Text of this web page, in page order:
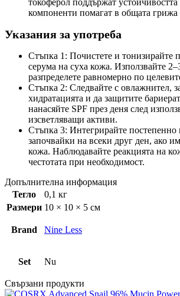
компоненти помагат в общата грижа
Указания за употреба
Стъпка 1: Почистете и тонизирайте
серума на суха кожа. Използвайте
разпределете равномерно по
Стъпка 2: Следвайте с овлажнител,
хидратацията и да защитите
нанасяйте SPF през деня след
изсветляващи активи.
Стъпка 3: Интегрирайте постепенно
започвайки на всеки друг ден, ако
кожа. Наблюдавайте реакцията на
честотата при необходимост.
Допълнителна информация
Тегло
0,1 кг
Размери 10 × 10 × 5 см
Brand Nine Less
Set Nu
Свързани продукти